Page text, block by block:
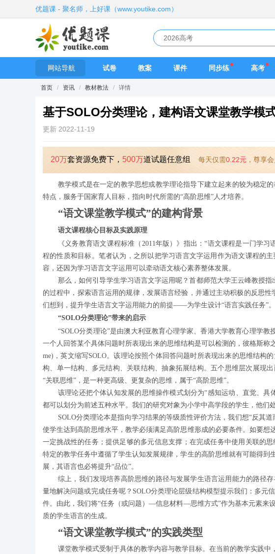
优题课 - 聚名师，上好课（www.youtike.com）
网站导航 试卷 教案 课件 同步练 高考
首页 / 资讯 / 教材教法 / 详情
基于SOLO分类理论，建构语文课堂教学模
更新 2022-11-19
20万套资源免费下， 500万道试题任意组 每天仅需0.22元 ，尊享
教学模式是在一定的教学思想或教学理论指导下建立起来的较为稳定
特点，服务于国家育人目标，指向时代所需的“高阶思维”人才培养。
“语文课堂教学模式”的建构背景
语文课程核心目标及实践原理
《义务教育语文课程标准（2011年版）》指出：“语文课程是一门学
程的性质和目标。笔者认为，之所以把学习语言文字运用作为语文课程的
容，还因为学习语言文字运用可以牵动语文核心素养整体发展。
那么，如何引导学生学习语言文字运用呢？首都师范大学王云峰教授
的过程中，探索语言运用的规律，发展语言经验，并通过主动积极的反思
们想到，提升学生语言文字运用能力的前提——为学生设计“语言实践任务”。
“SOLO分类理论”带来的启示
“SOLO分类理论”是由澳大利亚教育心理学家、香港大学教育心理学教
一个人回答某个具体问题时所表现出来的思维结构是可以检测的，彼格斯称
me)，英文缩写SOLO。该理论按照个体回答问题时所表现出来的思维结构
构、单一结构、多元结构、关联结构、抽象拓展结构。五个思维层次展现
“关联思维”，是一种更高级、更复杂的思维，属于“高阶思维”。
该理论还把个体认知发展的思维操作模式划分为“感知运动、直觉、
都可以划分为前述五种水平。我们的研究对象为小学中高学段的学生，他们
SOLO分类理论本是指向学习结果的等级质性评价方法，我们想“反
使学生达到高阶思维水平，教学必须满足高阶思维形成的必要条件。如要想
一定挑战性的任务；提供足够的多元信息支撑；在完成任务中使用关联的
特定的教学任务中遵循了学生认知发展规律，学生的高阶思维就有可能得到
展，其语言也必将提升“品位”。
综上，我们发现培养高阶思维的路径与发展学生语言运用能力的路径
量地解决问题或完成任务呢？SOLO分类理论层级结构模型提示我们：多元
件。由此，我们将“任务（或问题）—信息材料—思维方式”作为基本元素来
质的学生语言的生成。
“语文课堂教学模式”的实践类型
课堂教学模式受制于具体的教学内容与教学目标。在当前的教学实践